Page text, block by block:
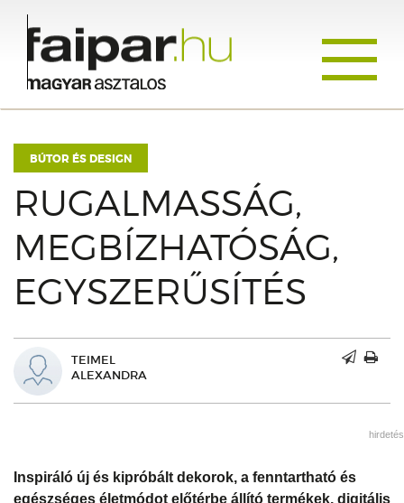
BÚTOR ÉS DESIGN
RUGALMASSÁG,
MEGBÍZHATÓSÁG,
EGYSZERŰSÍTÉS
TEIMEL
ALEXANDRA
hirdetés
Inspiráló új és kipróbált dekorok, a fenntartható és
egészséges életmódot előtérbe állító termékek, digitális